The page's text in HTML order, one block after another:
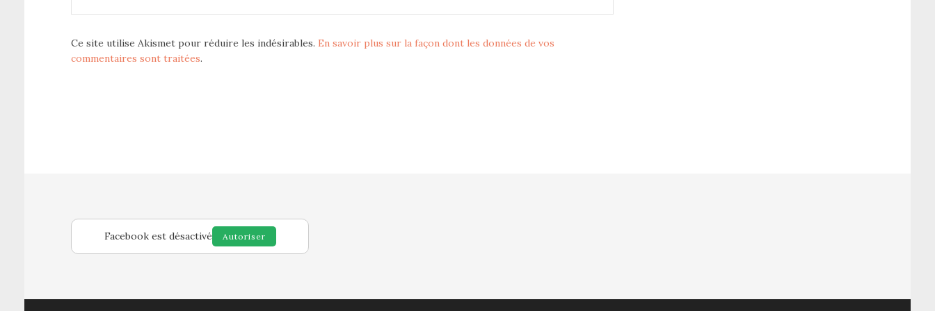
Ce site utilise Akismet pour réduire les indésirables. En savoir plus sur la façon dont les données de vos
commentaires sont traitées.
Facebook est désactivé Autoriser